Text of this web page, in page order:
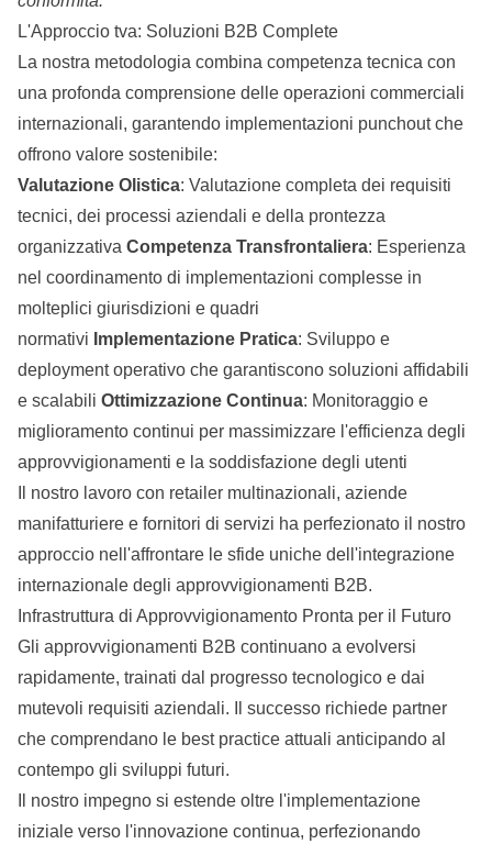
L'Approccio tva: Soluzioni B2B Complete
La nostra metodologia combina competenza tecnica con
una profonda comprensione delle operazioni commerciali
internazionali, garantendo implementazioni punchout che
offrono valore sostenibile:
Valutazione Olistica: Valutazione completa dei requisiti
tecnici, dei processi aziendali e della prontezza
organizzativa Competenza Transfrontaliera: Esperienza
nel coordinamento di implementazioni complesse in
molteplici giurisdizioni e quadri
normativi Implementazione Pratica: Sviluppo e
deployment operativo che garantiscono soluzioni affidabili
e scalabili Ottimizzazione Continua: Monitoraggio e
miglioramento continui per massimizzare l'efficienza degli
approvvigionamenti e la soddisfazione degli utenti
Il nostro lavoro con retailer multinazionali, aziende
manifatturiere e fornitori di servizi ha perfezionato il nostro
approccio nell'affrontare le sfide uniche dell'integrazione
internazionale degli approvvigionamenti B2B.
Infrastruttura di Approvvigionamento Pronta per il Futuro
Gli approvvigionamenti B2B continuano a evolversi
rapidamente, trainati dal progresso tecnologico e dai
mutevoli requisiti aziendali. Il successo richiede partner
che comprendano le best practice attuali anticipando al
contempo gli sviluppi futuri.
Il nostro impegno si estende oltre l'implementazione
iniziale verso l'innovazione continua, perfezionando